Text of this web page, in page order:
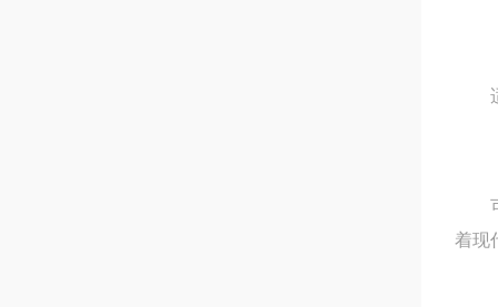
适
可
着现